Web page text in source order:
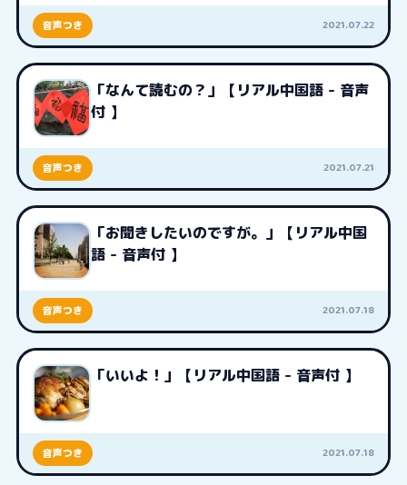
音声つき 2021.07.22
「なんて読むの？」【リアル中国語 - 音声
付 】
音声つき 2021.07.21
「お聞きしたいのですが。」【リアル中国
語 - 音声付 】
音声つき 2021.07.18
「いいよ！」【リアル中国語 - 音声付 】
音声つき 2021.07.18